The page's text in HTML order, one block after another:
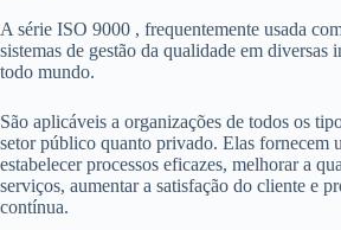
A série ISO 9000 , frequentemente usada
sistemas de gestão da qualidade em diversas
todo mundo.
São aplicáveis a organizações de todos os
setor público quanto privado. Elas fornecem
estabelecer processos eficazes, melhorar a
serviços, aumentar a satisfação do cliente e
contínua.